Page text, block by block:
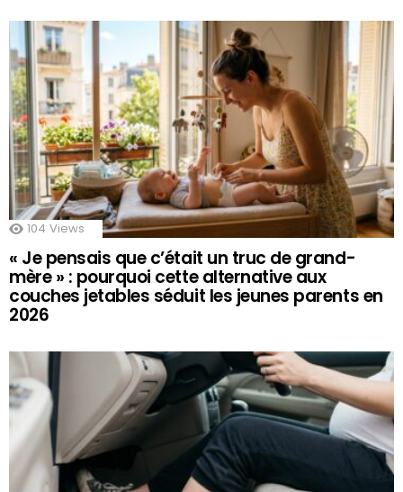
104 Views
« Je pensais que c’était un truc de grand-
mère » : pourquoi cette alternative aux
couches jetables séduit les jeunes parents en
2026